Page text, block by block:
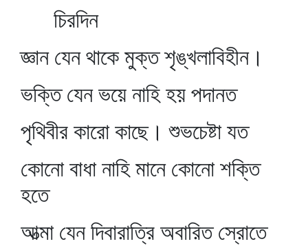
চিরদিন
জ্ঞান যেন থাকে মুক্ত শৃঙ্খলাবিহীন।
ভক্তি যেন ভয়ে নাহি হয় পদানত
পৃথিবীর কারো কাছে। শুভচেষ্টা যত
কোনো বাধা নাহি মানে কোনো শক্তি
হতে
আত্মা যেন দিবারাত্রি অবারিত স্রোতে